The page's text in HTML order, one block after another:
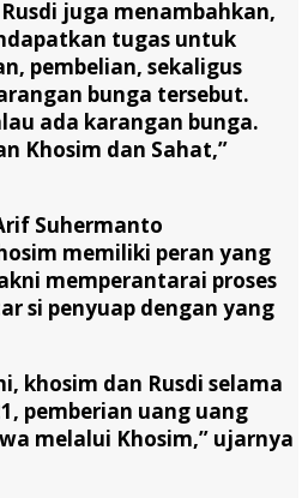
juga menambahkan,
tugas untuk
pembelian, sekaligus
bunga tersebut.
ada karangan bunga.
Khosim dan Sahat,”
Suhermanto
memiliki peran yang
memperantarai proses
si penyuap dengan yang
khosim dan Rusdi selama
pemberian uang uang
melalui Khosim,” ujarnya